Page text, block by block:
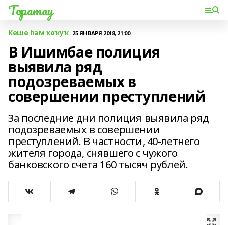
Торатау
Кеше һәм хоҡуҡ 25 ЯНВАРЯ 2018, 21:00
В Ишимбае полиция
выявила ряд
подозреваемых в
совершении преступлений
За последние дни полиция выявила ряд
подозреваемых в совершении
преступлений. В частности, 40-летнего
жителя города, снявшего с чужого
банковского счета 160 тысяч рублей.